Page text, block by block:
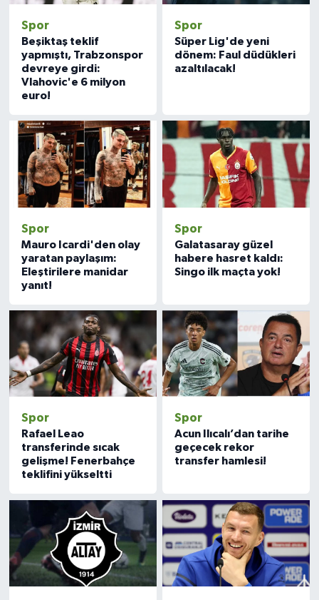
Spor
Beşiktaş teklif
yapmıştı, Trabzonspor
devreye girdi:
Vlahovic'e 6 milyon
euro!
Spor
Süper Lig'de yeni
dönem: Faul düdükleri
azaltılacak!
Spor
Mauro Icardi'den olay
yaratan paylaşım:
Eleştirilere manidar
yanıt!
Spor
Galatasaray güzel
habere hasret kaldı:
Singo ilk maçta yok!
Spor
Rafael Leao
transferinde sıcak
gelişme! Fenerbahçe
teklifini yükseltti
Spor
Acun Ilıcalı’dan tarihe
geçecek rekor
transfer hamlesi!